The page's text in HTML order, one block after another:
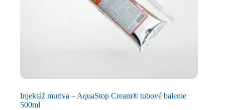
Injektáž muriva – AquaStop Cream® tubové balenie
500ml